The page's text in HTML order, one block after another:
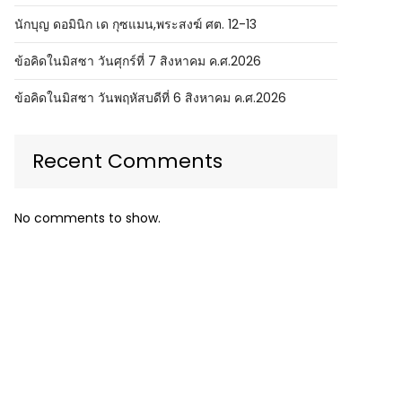
นักบุญ ดอมินิก เด กุซแมน,พระสงฆ์ ศต. 12-13
ข้อคิดในมิสซา วันศุกร์ที่ 7 สิงหาคม ค.ศ.2026
ข้อคิดในมิสซา วันพฤหัสบดีที่ 6 สิงหาคม ค.ศ.2026
Recent Comments
No comments to show.